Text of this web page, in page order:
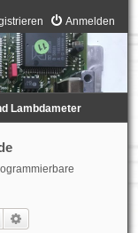
Anmelden
Lambdameter
Suche